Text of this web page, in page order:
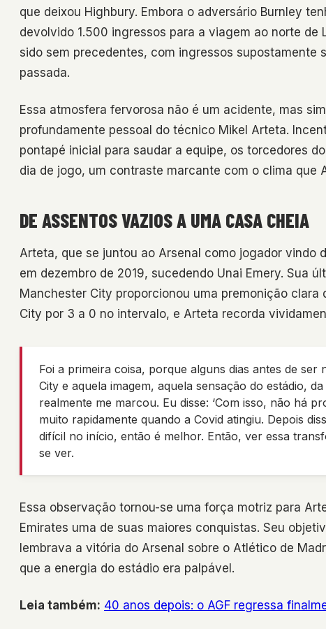
que deixou Highbury. Embora o adversário Burnley
devolvido 1.500 ingressos para a viagem ao norte
sido sem precedentes, com ingressos supostamente
passada.
Essa atmosfera fervorosa não é um acidente, mas
profundamente pessoal do técnico Mikel Arteta.
pontapé inicial para saudar a equipe, os torcedores
dia de jogo, um contraste marcante com o clima que
DE ASSENTOS VAZIOS A UMA CASA CHEIA
Arteta, que se juntou ao Arsenal como jogador vindo
em dezembro de 2019, sucedendo Unai Emery. Sua
Manchester City proporcionou uma premonição
City por 3 a 0 no intervalo, e Arteta recorda
Foi a primeira coisa, porque alguns dias antes de
City e aquela imagem, aquela sensação do estádio,
realmente me marcou. Eu disse: ‘Com isso, não há
muito rapidamente quando a Covid atingiu. Depois
difícil no início, então é melhor. Então, ver essa
se ver.
Essa observação tornou-se uma força motriz para
Emirates uma de suas maiores conquistas. Seu
lembrava a vitória do Arsenal sobre o Atlético de
que a energia do estádio era palpável.
Leia também: 40 anos depois: o AGF regressa